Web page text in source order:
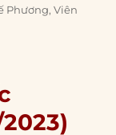
Phương,Viên